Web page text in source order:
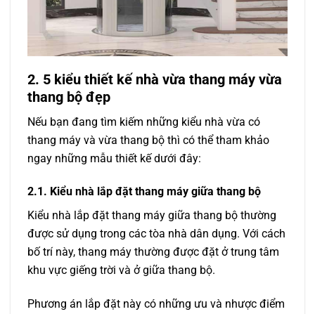
2. 5 kiểu thiết kế nhà vừa thang máy vừa
thang bộ đẹp
Nếu bạn đang tìm kiếm những kiểu nhà vừa có
thang máy và vừa thang bộ thì có thể tham khảo
ngay những mẫu thiết kế dưới đây:
2.1. Kiểu nhà lắp đặt thang máy giữa thang bộ
Kiểu nhà lắp đặt thang máy giữa thang bộ thường
được sử dụng trong các tòa nhà dân dụng. Với cách
bố trí này, thang máy thường được đặt ở trung tâm
khu vực giếng trời và ở giữa thang bộ.
Phương án lắp đặt này có những ưu và nhược điểm